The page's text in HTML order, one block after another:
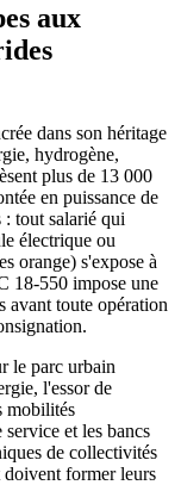
aux
dans son héritage
hydrogène,
plus de 13 000
en puissance de
tout salarié qui
électrique ou
orange) s'expose à
18-550 impose une
avant toute opération
le parc urbain
l'essor de
mobilités
et les bancs
de collectivités
doivent former leurs